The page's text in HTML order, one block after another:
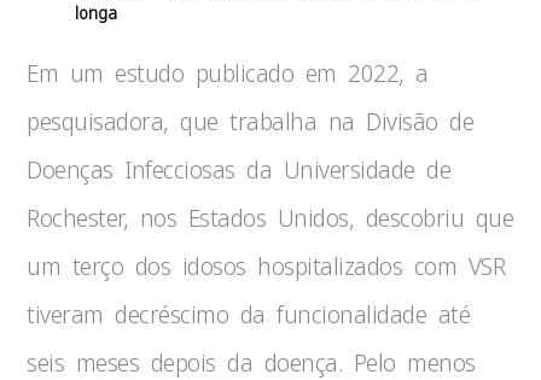
longa
Em um estudo publicado em 2022, a
pesquisadora, que trabalha na Divisão de
Doenças Infecciosas da Universidade de
Rochester, nos Estados Unidos, descobriu que
um terço dos idosos hospitalizados com VSR
tiveram decréscimo da funcionalidade até
seis meses depois da doença. Pelo menos